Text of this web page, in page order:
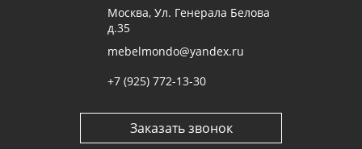
Москва, Ул. Генерала Белова
д.35
mebelmondo@yandex.ru
+7 (925) 772-13-30
Заказать звонок